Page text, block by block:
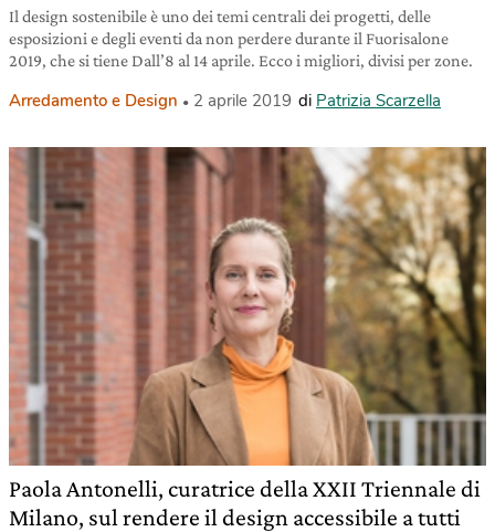
Il design sostenibile è uno dei temi centrali dei progetti, delle
esposizioni e degli eventi da non perdere durante il Fuorisalone
2019, che si tiene Dall’8 al 14 aprile. Ecco i migliori, divisi per zone.
Arredamento e Design 2 aprile 2019 di Patrizia Scarzella
Paola Antonelli, curatrice della XXII Triennale di
Milano, sul rendere il design accessibile a tutti